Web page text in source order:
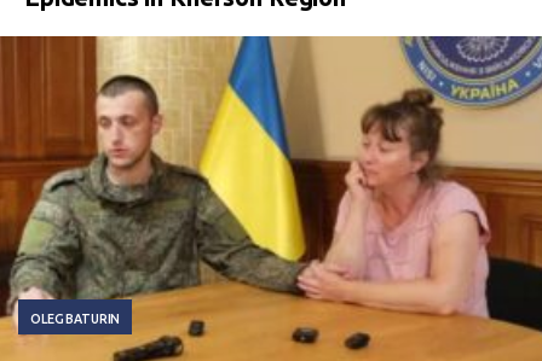
OLEG BATURIN